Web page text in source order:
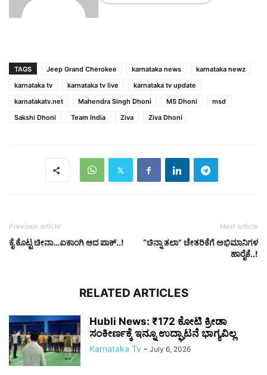
TAGS Jeep Grand Cherokee karnataka news
karnataka newz
karnataka tv
karnataka tv live
karnataka tv update
karnatakatv.net
Mahendra Singh Dhoni MS Dhoni
msd
Sakshi Dhoni
Team India Ziva Ziva Dhoni
Previous article
ಕೈ ಕೊಟ್ಟ ಚೀನಾ…ಏಕಾಂಗಿ ಆದ ಪಾಕ್..!
Next article
“ಚಿನ್ನಾ ತಲಾ” ಚೇತರಿಕೆಗೆ ಅಭಿಮಾನಿಗಳ
ಹಾರೈಕೆ..!
RELATED ARTICLES
Hubli News: ₹172 ಕೋಟಿ ಕ್ರೀಡಾ
ಸಂಕೀರ್ಣಕ್ಕೆ ಇನ್ನೂ ಉದ್ಘಾಟನೆ ಭಾಗ್ಯವಿಲ್ಲ
Karnataka Tv - July 6, 2026